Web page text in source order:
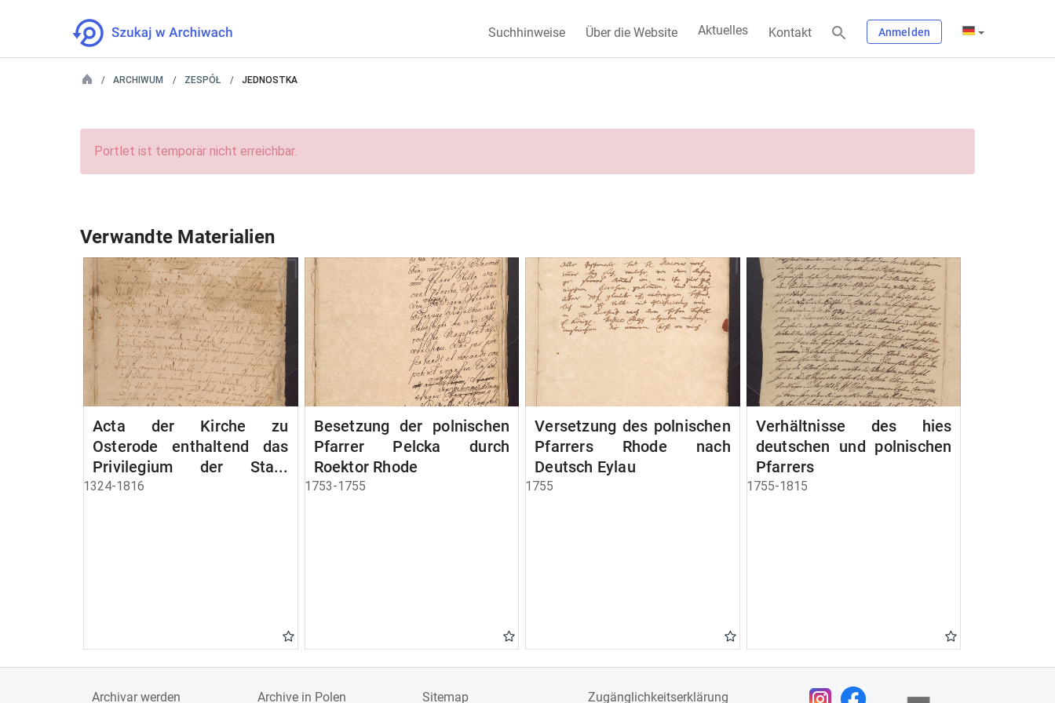
Suchhinweise Über die Website Aktuelles Kontakt Anmelden
ARCHIWUM ZESPÓŁ JEDNOSTKA
Portlet ist temporär nicht erreichbar.
Verwandte Materialien
Acta der Kirche zu
Osterode enthaltend das
Privilegium der Stadt
Osterode
1324-1816
Besetzung der polnischen
Pfarrer Pelcka durch
Roektor Rhode
1753-1755
Versetzung des polnischen
Pfarrers Rhode nach
Deutsch Eylau
1755
Verhältnisse des hies
deutschen und polnischen
Pfarrers
1755-1815
Archivar werden Archive in Polen Sitemap Zugänglichkeitserklärung